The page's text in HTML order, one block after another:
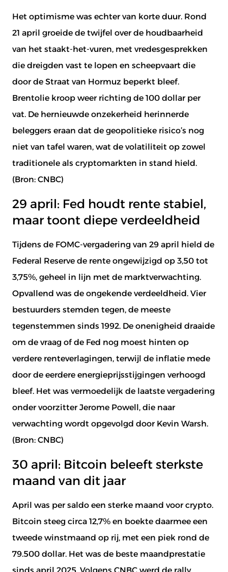
Het optimisme was echter van korte duur. Rond
21 april groeide de twijfel over de houdbaarheid
van het staakt-het-vuren, met vredesgesprekken
die dreigden vast te lopen en scheepvaart die
door de Straat van Hormuz beperkt bleef.
Brentolie kroop weer richting de 100 dollar per
vat. De hernieuwde onzekerheid herinnerde
beleggers eraan dat de geopolitieke risico’s nog
niet van tafel waren, wat de volatiliteit op zowel
traditionele als cryptomarkten in stand hield.
(Bron: CNBC)
29 april: Fed houdt rente stabiel,
maar toont diepe verdeeldheid
Tijdens de FOMC-vergadering van 29 april hield de
Federal Reserve de rente ongewijzigd op 3,50 tot
3,75%, geheel in lijn met de marktverwachting.
Opvallend was de ongekende verdeeldheid. Vier
bestuurders stemden tegen, de meeste
tegenstemmen sinds 1992. De onenigheid draaide
om de vraag of de Fed nog moest hinten op
verdere renteverlagingen, terwijl de inflatie mede
door de eerdere energieprijsstijgingen verhoogd
bleef. Het was vermoedelijk de laatste vergadering
onder voorzitter Jerome Powell, die naar
verwachting wordt opgevolgd door Kevin Warsh.
(Bron: CNBC)
30 april: Bitcoin beleeft sterkste
maand van dit jaar
April was per saldo een sterke maand voor crypto.
Bitcoin steeg circa 12,7% en boekte daarmee een
tweede winstmaand op rij, met een piek rond de
79.500 dollar. Het was de beste maandprestatie
Document aanvragen
Naam*
Meld je aan voor de nieuwsbrief
Naam*